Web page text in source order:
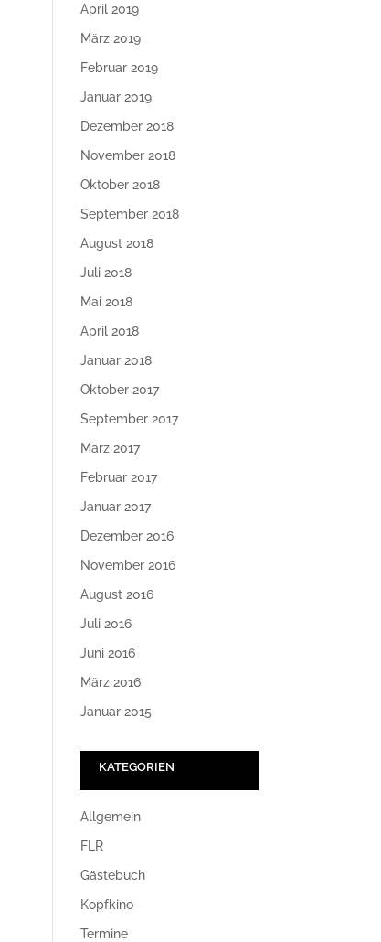
April 2019
März 2019
Februar 2019
Januar 2019
Dezember 2018
November 2018
Oktober 2018
September 2018
August 2018
Juli 2018
Mai 2018
April 2018
Januar 2018
Oktober 2017
September 2017
März 2017
Februar 2017
Januar 2017
Dezember 2016
November 2016
August 2016
Juli 2016
Juni 2016
März 2016
Januar 2015
KATEGORIEN
Allgemein
FLR
Gästebuch
Kopfkino
Termine